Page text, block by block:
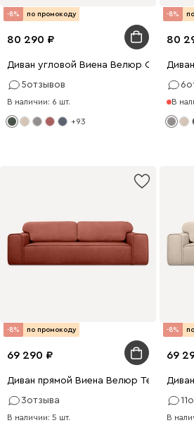
-8% по промокоду
80 290
Диван угловой Виена Велюр Оливковый
5отзывов
В наличии: 6 шт.
+93
-8%
80
6
В
-8% по промокоду
69 290
Диван прямой Виена Велюр
3отзыва
В наличии: 5 шт.
-8%
69
11
В